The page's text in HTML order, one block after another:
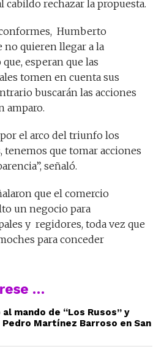
cabildo rechazar la propuesta.
Humberto
no quieren llegar a la
esperan que las
tomen en cuenta sus
buscarán las acciones
amparo.
el arco del triunfo los
que tomar acciones
señaló.
que el comercio
un negocio para
y regidores, toda vez que
para conceder
…
mando de “Los Rusos” y
Martínez Barroso en San